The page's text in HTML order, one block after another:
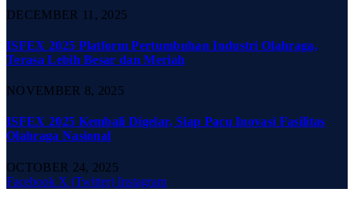
DECEMBER 11, 2025
ISFEX 2025 Platform Pertumbuhan Industri Olahraga,
Terasa Lebih Besar dan Meriah
NOVEMBER 8, 2025
ISFEX 2025 Kembali Digelar, Siap Pacu Inovasi Fasilitas
Olahraga Nasional
OCTOBER 24, 2025
Facebook X (Twitter) Instagram